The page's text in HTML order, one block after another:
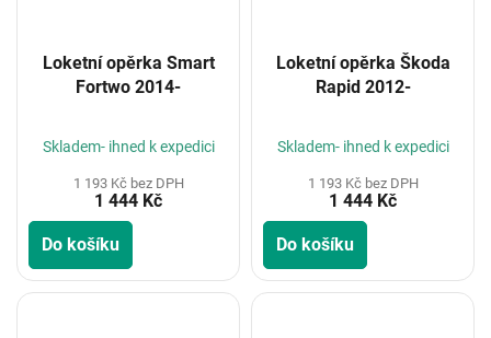
Loketní opěrka Smart
Fortwo 2014-
Skladem- ihned k expedici
1 193 Kč bez DPH
1 444 Kč
Do košíku
Loketní opěrka Škoda
Rapid 2012-
Skladem- ihned k expedici
1 193 Kč bez DPH
1 444 Kč
Do košíku